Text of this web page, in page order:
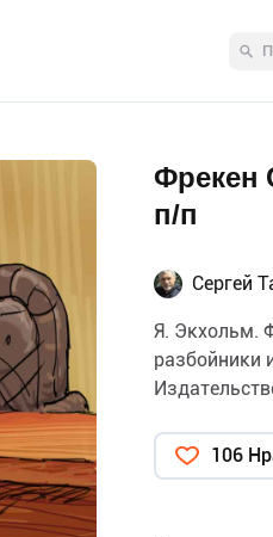
Фрекен
п/п
Сергей
Я. Экхольм.
разбойники
106